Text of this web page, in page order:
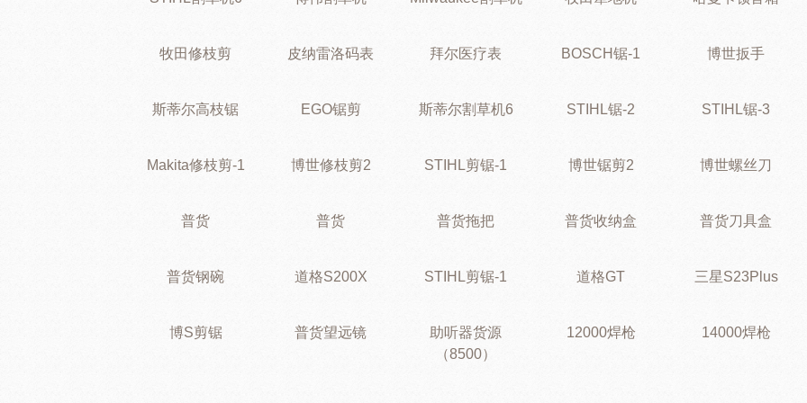
牧田修枝剪 皮纳雷洛码表 拜尔医疗表 BOSCH锯-1 博世扳手
斯蒂尔高枝锯 EGO锯剪 斯蒂尔割草机6 STIHL锯-2 STIHL锯-3
Makita修枝剪-1 博世修枝剪2 STIHL剪锯-1 博世锯剪2 博世螺丝刀
普货 普货 普货拖把 普货收纳盒 普货刀具盒
普货钢碗 道格S200X STIHL剪锯-1 道格GT 三星S23Plus
博S剪锯 普货望远镜
助听器货源
（8500）
12000焊枪 14000焊枪